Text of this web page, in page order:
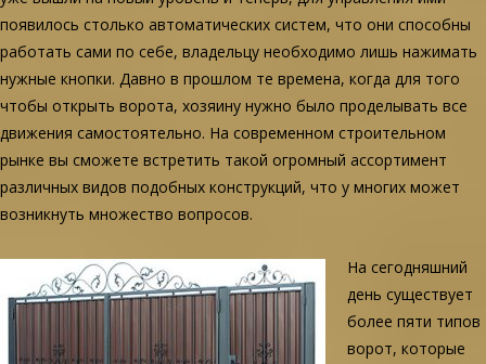
появилось столько автоматических систем, что они способны
работать сами по себе, владельцу необходимо лишь нажимать
нужные кнопки. Давно в прошлом те времена, когда для того
чтобы открыть ворота, хозяину нужно было проделывать все
движения самостоятельно. На современном строительном
рынке вы сможете встретить такой огромный ассортимент
различных видов подобных конструкций, что у многих может
возникнуть множество вопросов.
На сегодняшний
день существует
более пяти типов
ворот, которые